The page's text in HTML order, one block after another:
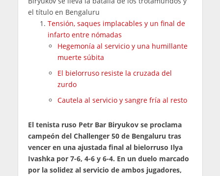
el título en Bengaluru
Tensión, saques implacables y un final de
infarto entre nómadas
Hegemonía al servicio y una humillante
muerte súbita
El bielorruso resiste la cruzada del
zurdo
Cautela al servicio y sangre fría al resto
El tenista ruso Petr Bar Biryukov se proclama
campeón del Challenger 50 de Bengaluru tras
vencer en una ajustada final al bielorruso Ilya
Ivashka por 7-6, 4-6 y 6-4. En un duelo marcado
por la solidez al servicio de ambos jugadores,